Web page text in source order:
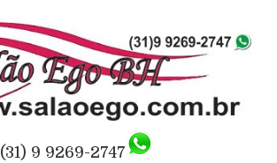
(31) 9 9269-2747